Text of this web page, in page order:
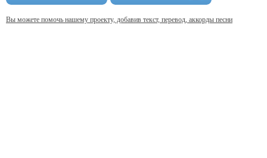
Вы можете помочь нашему проекту, добавив текст, перевод, аккорды песни